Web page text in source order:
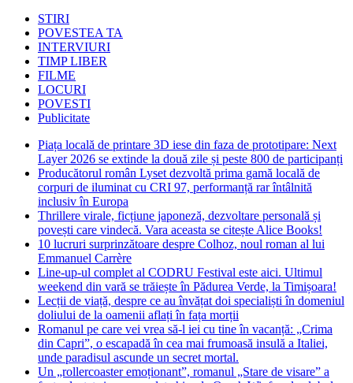
STIRI
POVESTEA TA
INTERVIURI
TIMP LIBER
FILME
LOCURI
POVESTI
Publicitate
Piața locală de printare 3D iese din faza de prototipare: Next
Layer 2026 se extinde la două zile și peste 800 de participanți
Producătorul român Lyset dezvoltă prima gamă locală de
corpuri de iluminat cu CRI 97, performanță rar întâlnită
inclusiv în Europa
Thrillere virale, ficțiune japoneză, dezvoltare personală și
povești care vindecă. Vara aceasta se citește Alice Books!
10 lucruri surprinzătoare despre Colhoz, noul roman al lui
Emmanuel Carrère
Line-up-ul complet al CODRU Festival este aici. Ultimul
weekend din vară se trăiește în Pădurea Verde, la Timișoara!
Lecții de viață, despre ce au învățat doi specialiști în domeniul
doliului de la oamenii aflați în fața morții
Romanul pe care vei vrea să-l iei cu tine în vacanță: „Crima
din Capri”, o escapadă în cea mai frumoasă insulă a Italiei,
unde paradisul ascunde un secret mortal.
Un „rollercoaster emoționant”, romanul „Stare de visare” a